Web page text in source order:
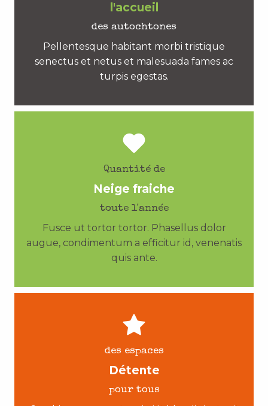
l'accueil
des autochtones
Pellentesque habitant morbi tristique
senectus et netus et malesuada fames ac
turpis egestas.
Quantité de
Neige fraiche
toute l'année
Fusce ut tortor tortor. Phasellus dolor
augue, condimentum a efficitur id, venenatis
quis ante.
des espaces
Détente
pour tous